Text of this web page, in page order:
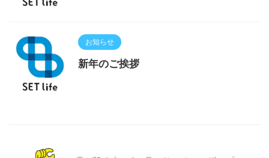
お知らせ
新年のご挨拶